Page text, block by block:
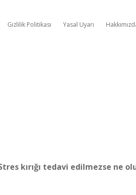
Gizlilik Politikası Yasal Uyarı
kırığı tedavi edilmezse ne